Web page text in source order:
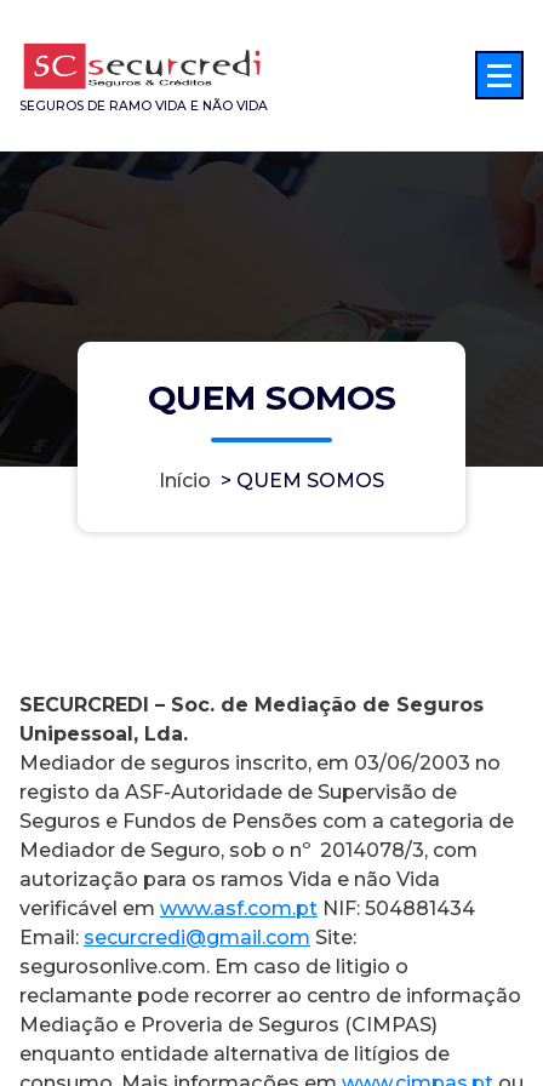
para
conteúdo
SEGUROS DE RAMO VIDA E NÃO VIDA
QUEM SOMOS
Início > QUEM SOMOS
SECURCREDI – Soc. de Mediação de Seguros
Unipessoal, Lda.
Mediador de seguros inscrito, em 03/06/2003 no
registo da ASF-Autoridade de Supervisão de
Seguros e Fundos de Pensões com a categoria de
Mediador de Seguro, sob o nº 2014078/3, com
autorização para os ramos Vida e não Vida
verificável em www.asf.com.pt NIF: 504881434
Email: securcredi@gmail.com Site:
segurosonlive.com. Em caso de litigio o
reclamante pode recorrer ao centro de informação
Mediação e Proveria de Seguros (CIMPAS)
enquanto entidade alternativa de litígios de